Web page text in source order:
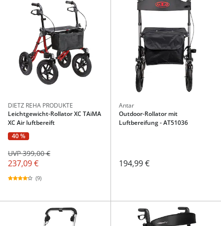
DIETZ REHA PRODUKTE
Leichtgewicht-Rollator XC TAiMA
XC Air luftbereift
40 %
237,09 €
UVP 399,00 €
(9)
Antar
Outdoor-Rollator mit
Luftbereifung - AT51036
194,99 €